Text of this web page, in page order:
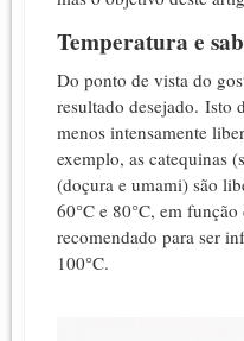
Temperatura e
Do ponto de vista do
resultado desejado. Isto
menos intensamente
exemplo, as catequinas
(doçura e umami) são
60°C e 80°C, em
recomendado para ser
100°C.